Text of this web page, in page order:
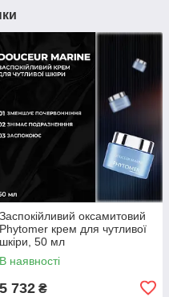
Заспокійливий оксамитовий
Phytomer крем для чутливої
шкіри, 50 мл
В наявності
5 732 ₴